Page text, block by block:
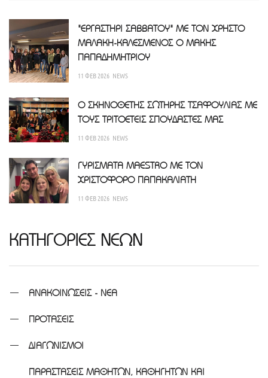
"ΕΡΓΑΣΤΗΡΙ ΣΑΒΒΑΤΟΥ" ΜΕ ΤΟΝ ΧΡΗΣΤΟ
ΜΑΛΑΚΗ-ΚΑΛΕΣΜΕΝΟΣ Ο ΜΑΚΗΣ
ΠΑΠΑΔΗΜΗΤΡΙΟΥ
11 ΦΕΒ 2026 NEWS
Ο ΣΚΗΝΟΘΕΤΗΣ ΣΩΤΗΡΗΣ ΤΣΑΦΟΥΛΙΑΣ ΜΕ
ΤΟΥΣ ΤΡΙΤΟΕΤΕΙΣ ΣΠΟΥΔΑΣΤΕΣ ΜΑΣ
11 ΦΕΒ 2026 NEWS
ΓΥΡΙΣΜΑΤΑ MAESTRO ΜΕ ΤΟΝ
ΧΡΙΣΤΟΦΟΡΟ ΠΑΠΑΚΑΛΙΑΤΗ
11 ΦΕΒ 2026 NEWS
ΚΑΤΗΓΟΡΙΕΣ ΝΕΩΝ
ΑΝΑΚΟΙΝΩΣΕΙΣ - ΝΕΑ
ΠΡΟΤΑΣΕΙΣ
ΔΙΑΓΩΝΙΣΜΟΙ
ΠΑΡΑΣΤΑΣΕΙΣ ΜΑΘΗΤΩΝ, ΚΑΘΗΓΗΤΩΝ ΚΑΙ